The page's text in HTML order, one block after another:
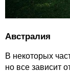
Австралия
В некоторых
но все зависит